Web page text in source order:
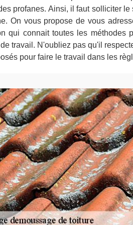
profanes. Ainsi, il faut solliciter
On vous propose de vous
qui connait toutes les méthodes
travail. N'oubliez pas qu'il
pour faire le travail dans les